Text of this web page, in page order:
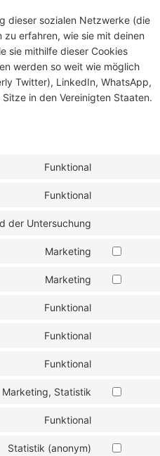
dieser sozialen Netzwerke (die
erfahren, wie sie mit deinen
sie mithilfe dieser Cookies
werden so weit wie möglich
Twitter), LinkedIn, WhatsApp,
in den Vereinigten Staaten.
Funktional
Funktional
der Untersuchung
Marketing
Marketing
Funktional
Funktional
Funktional
Marketing, Statistik
Funktional
Statistik (anonym)